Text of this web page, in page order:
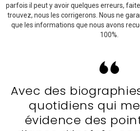
parfois il peut y avoir quelques erreurs,
trouvez, nous les corrigerons. Nous ne
que les informations que nous avons
100%.
Avec des
quotidiens qui
évidence des